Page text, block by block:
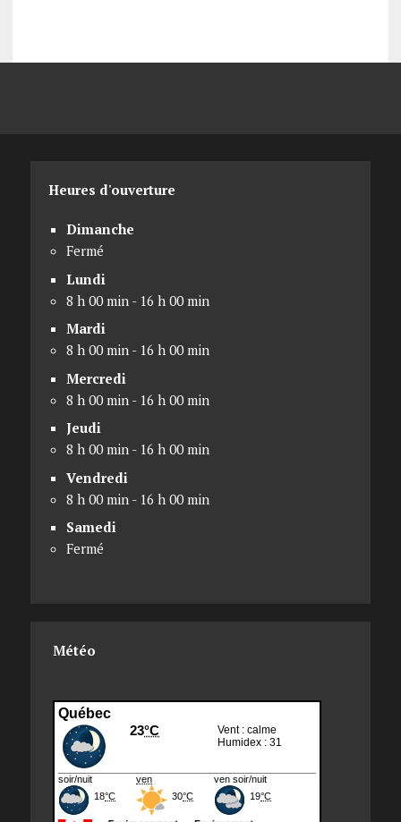
Heures d'ouverture
Dimanche
Fermé
Lundi
8 h 00 min - 16 h 00 min
Mardi
8 h 00 min - 16 h 00 min
Mercredi
8 h 00 min - 16 h 00 min
Jeudi
8 h 00 min - 16 h 00 min
Vendredi
8 h 00 min - 16 h 00 min
Samedi
Fermé
Météo